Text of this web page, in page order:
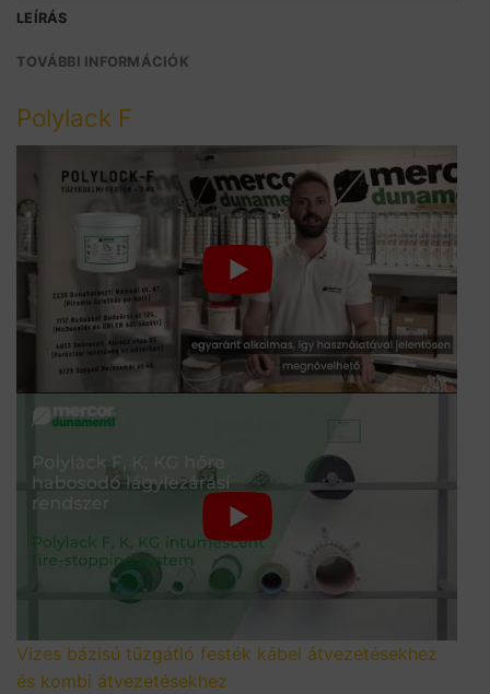
LEÍRÁS
TOVÁBBI INFORMÁCIÓK
Polylack F
Vizes bázisú tűzgátló festék kábel átvezetésekhez
és kombi átvezetésekhez